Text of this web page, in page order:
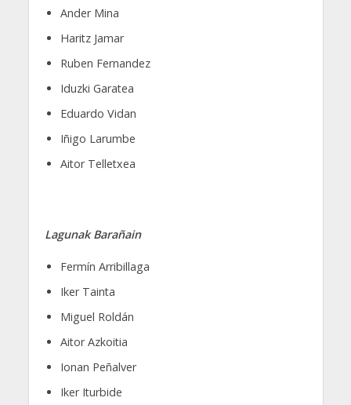
Ander Mina
Haritz Jamar
Ruben Fernandez
Iduzki Garatea
Eduardo Vidan
Iñigo Larumbe
Aitor Telletxea
Lagunak Barañain
Fermín Arribillaga
Iker Tainta
Miguel Roldán
Aitor Azkoitia
Ionan Peñalver
Iker Iturbide